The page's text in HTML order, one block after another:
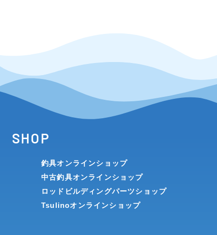
SHOP
釣具オンラインショップ
中古釣具オンラインショップ
ロッドビルディングパーツショップ
Tsulinoオンラインショップ